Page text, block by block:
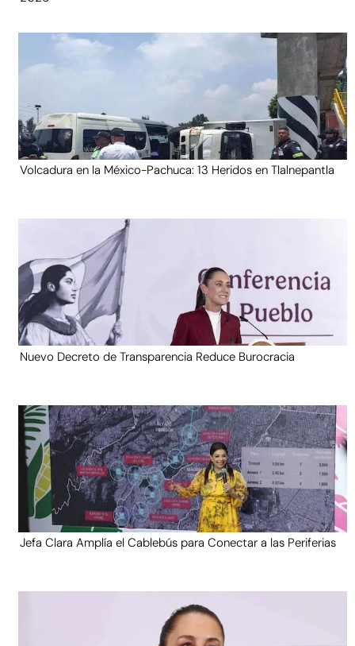
Volcadura en la México-Pachuca: 13 Heridos en Tlalnepantla
Nuevo Decreto de Transparencia Reduce Burocracia
Jefa Clara Amplía el Cablebús para Conectar a las Periferias